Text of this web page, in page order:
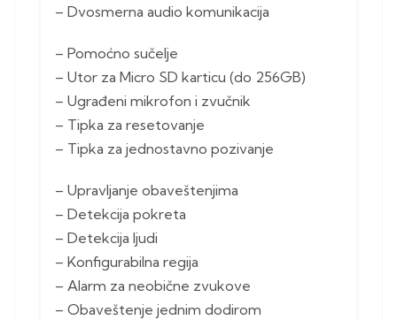
– Dvosmerna audio komunikacija
– Pomoćno sučelje
– Utor za Micro SD karticu (do 256GB)
– Ugrađeni mikrofon i zvučnik
– Tipka za resetovanje
– Tipka za jednostavno pozivanje
– Upravljanje obaveštenjima
– Detekcija pokreta
– Detekcija ljudi
– Konfigurabilna regija
– Alarm za neobične zvukove
– Obaveštenje jednim dodirom